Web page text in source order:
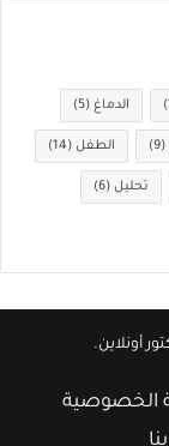
الدماغ (5)
(9) الطفل (14)
تحليل (6)
أونلاين.
الخصوصية